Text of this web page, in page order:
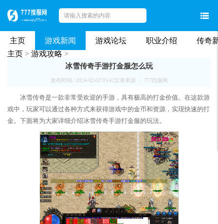
主页 游戏新闻 游戏论坛 职业介绍
传奇
主页 > 游戏攻略 >
冰雪传奇手游打金服怎么玩
发布时间 : 2024-02-02 05:42文章来源 ： 777找服网
冰雪传奇是一款非常受欢迎的手游，具有极高的打金价值。在这款游
戏中，玩家可以通过各种方式来获得游戏中的金币和资源，实现快速的打
金。下面将为大家详细介绍冰雪传奇手游打金服的玩法。